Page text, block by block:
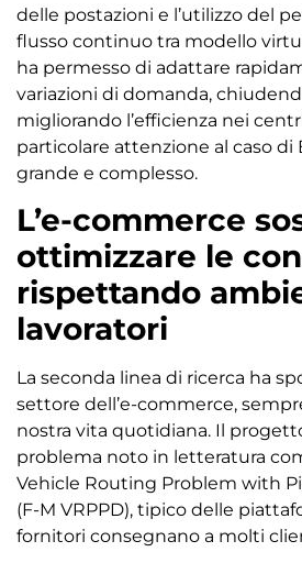
delle postazioni e l’utilizzo del
flusso continuo tra modello
ha permesso di adattare
variazioni di domanda,
migliorando l’efficienza nei
particolare attenzione al caso di
grande e complesso.
L’e-commerce
ottimizzare le
rispettando
lavoratori
La seconda linea di ricerca ha
settore dell’e-commerce,
nostra vita quotidiana. Il
problema noto in letteratura
Vehicle Routing Problem with
(F-M VRPPD), tipico delle
fornitori consegnano a molti